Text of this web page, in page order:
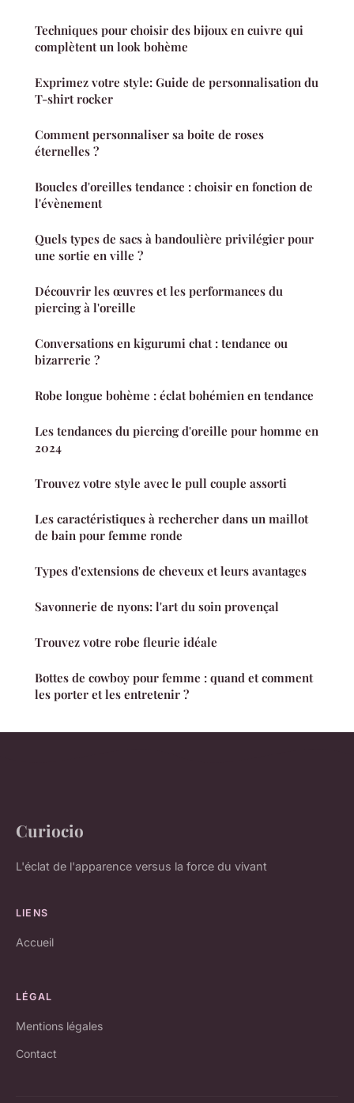
Techniques pour choisir des bijoux en cuivre qui
complètent un look bohème
Exprimez votre style: Guide de personnalisation du
T-shirt rocker
Comment personnaliser sa boite de roses
éternelles ?
Boucles d'oreilles tendance : choisir en fonction de
l'évènement
Quels types de sacs à bandoulière privilégier pour
une sortie en ville ?
Découvrir les œuvres et les performances du
piercing à l'oreille
Conversations en kigurumi chat : tendance ou
bizarrerie ?
Robe longue bohème : éclat bohémien en tendance
Les tendances du piercing d'oreille pour homme en
2024
Trouvez votre style avec le pull couple assorti
Les caractéristiques à rechercher dans un maillot
de bain pour femme ronde
Types d'extensions de cheveux et leurs avantages
Savonnerie de nyons: l'art du soin provençal
Trouvez votre robe fleurie idéale
Bottes de cowboy pour femme : quand et comment
les porter et les entretenir ?
Curiocio
L'éclat de l'apparence versus la force du vivant
LIENS
Accueil
LÉGAL
Mentions légales
Contact